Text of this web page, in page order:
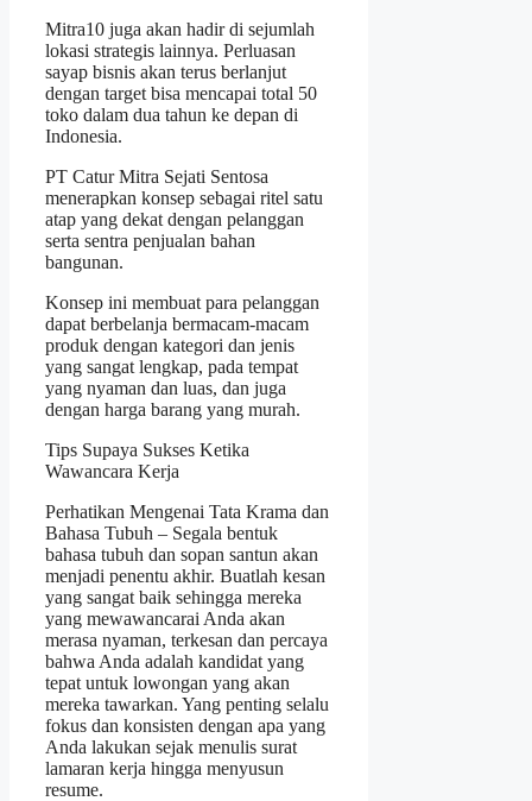
Mitra10 juga akan hadir di sejumlah
lokasi strategis lainnya. Perluasan
sayap bisnis akan terus berlanjut
dengan target bisa mencapai total 50
toko dalam dua tahun ke depan di
Indonesia.
PT Catur Mitra Sejati Sentosa
menerapkan konsep sebagai ritel satu
atap yang dekat dengan pelanggan
serta sentra penjualan bahan
bangunan.
Konsep ini membuat para pelanggan
dapat berbelanja bermacam-macam
produk dengan kategori dan jenis
yang sangat lengkap, pada tempat
yang nyaman dan luas, dan juga
dengan harga barang yang murah.
Tips Supaya Sukses Ketika
Wawancara Kerja
Perhatikan Mengenai Tata Krama dan
Bahasa Tubuh – Segala bentuk
bahasa tubuh dan sopan santun akan
menjadi penentu akhir. Buatlah kesan
yang sangat baik sehingga mereka
yang mewawancarai Anda akan
merasa nyaman, terkesan dan percaya
bahwa Anda adalah kandidat yang
tepat untuk lowongan yang akan
mereka tawarkan. Yang penting selalu
fokus dan konsisten dengan apa yang
Anda lakukan sejak menulis surat
lamaran kerja hingga menyusun
resume.